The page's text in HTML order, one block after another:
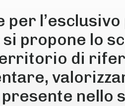
per
propone lo
di
nello